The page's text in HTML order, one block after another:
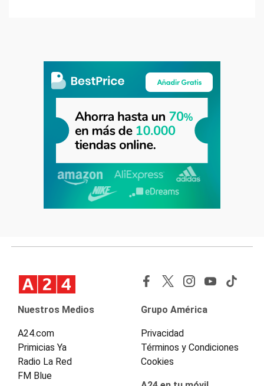
Nuestros Medios
A24.com
Primicias Ya
Radio La Red
FM Blue
Grupo América
Privacidad
Términos y Condiciones
Cookies